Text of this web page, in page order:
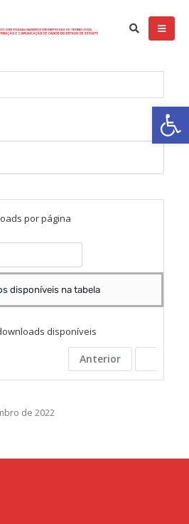
por página
disponíveis na tabela
disponíveis
Anterior
de 2022